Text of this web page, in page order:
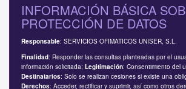
INFORMACIÓN BÁSICA
PROTECCIÓN DE DATOS
Responsable: SERVICIOS OFIMATICOS UNISER, S.L.
Finalidad: Responder las consultas planteadas por el
información solicitada; Legitimación: Consentimiento del
Destinatarios: Solo se realizan cesiones si existe una
Derechos: Acceder, rectificar y suprimir, así como otros